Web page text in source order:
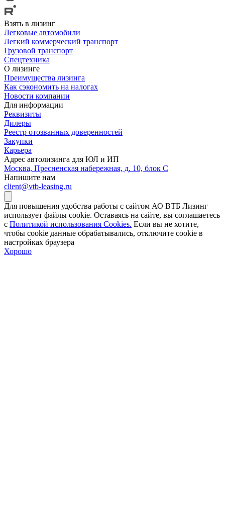
Взять в лизинг
Легковые автомобили
Легкий коммерческий транспорт
Грузовой транспорт
Спецтехника
О лизинге
Преимущества лизинга
Как сэкономить на налогах
Новости компании
Для информации
Реквизиты
Дилеры
Реестр отозванных доверенностей
Закупки
Карьера
Адрес автолизинга для ЮЛ и ИП
Москва, Пресненская набережная, д. 10, блок С
Напишите нам
client@vtb-leasing.ru
Для повышения удобства работы с сайтом АО ВТБ Лизинг
использует файлы cookie. Оставаясь на сайте, вы соглашаетесь
с Политикой использования Cookies. Если вы не хотите,
чтобы сookie данные обрабатывались, отключите cookie в
настройках браузера
Хорошо